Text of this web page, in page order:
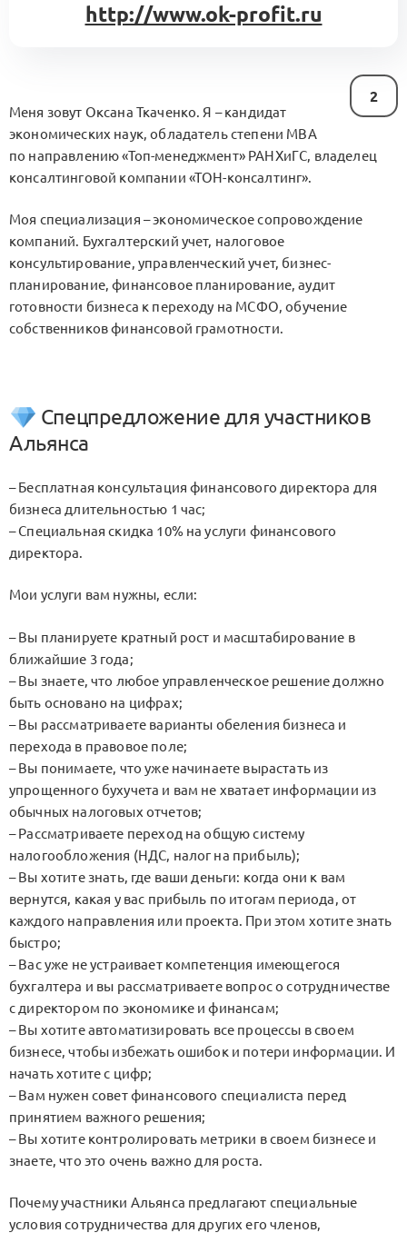
http://www.ok-profit.ru
2
Меня зовут Оксана Ткаченко. Я – кандидат
экономических наук, обладатель степени МВА
по направлению «Топ-менеджмент» РАНХиГС, владелец
консалтинговой компании «ТОН-консалтинг».
Моя специализация – экономическое сопровождение
компаний. Бухгалтерский учет, налоговое
консультирование, управленческий учет, бизнес-
планирование, финансовое планирование, аудит
готовности бизнеса к переходу на МСФО, обучение
собственников финансовой грамотности.
Спецпредложение для участников
Альянса
– Бесплатная консультация финансового директора для
бизнеса длительностью 1 час;
– Специальная скидка 10% на услуги финансового
директора.
Мои услуги вам нужны, если:
– Вы планируете кратный рост и масштабирование в
ближайшие 3 года;
– Вы знаете, что любое управленческое решение должно
быть основано на цифрах;
– Вы рассматриваете варианты обеления бизнеса и
перехода в правовое поле;
– Вы понимаете, что уже начинаете вырастать из
упрощенного бухучета и вам не хватает информации из
обычных налоговых отчетов;
– Рассматриваете переход на общую систему
налогообложения (НДС, налог на прибыль);
– Вы хотите знать, где ваши деньги: когда они к вам
вернутся, какая у вас прибыль по итогам периода, от
каждого направления или проекта. При этом хотите знать
быстро;
– Вас уже не устраивает компетенция имеющегося
бухгалтера и вы рассматриваете вопрос о сотрудничестве
с директором по экономике и финансам;
– Вы хотите автоматизировать все процессы в своем
бизнесе, чтобы избежать ошибок и потери информации. И
начать хотите с цифр;
– Вам нужен совет финансового специалиста перед
принятием важного решения;
– Вы хотите контролировать метрики в своем бизнесе и
знаете, что это очень важно для роста.
Почему участники Альянса предлагают специальные
условия сотрудничества для других его членов,